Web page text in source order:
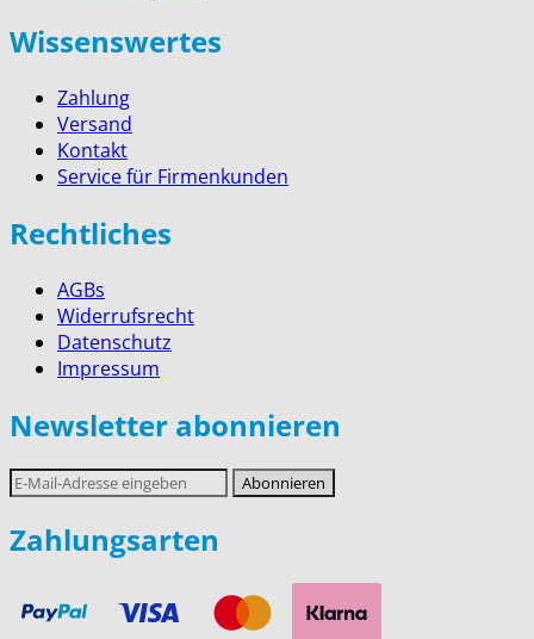
Wissenswertes
Zahlung
Versand
Kontakt
Service für Firmenkunden
Rechtliches
AGBs
Widerrufsrecht
Datenschutz
Impressum
Newsletter abonnieren
E-
Mail-
Adresse
Abonnieren
Zahlungsarten